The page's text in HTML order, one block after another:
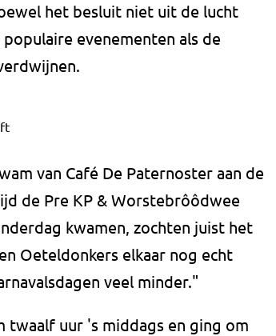
het besluit niet uit de lucht
evenementen als de
van Café De Paternoster aan de
de Pre KP & Worstebrôôdwee
kwamen, zochten juist het
Oeteldonkers elkaar nog echt
veel minder."
twaalf uur 's middags en ging om